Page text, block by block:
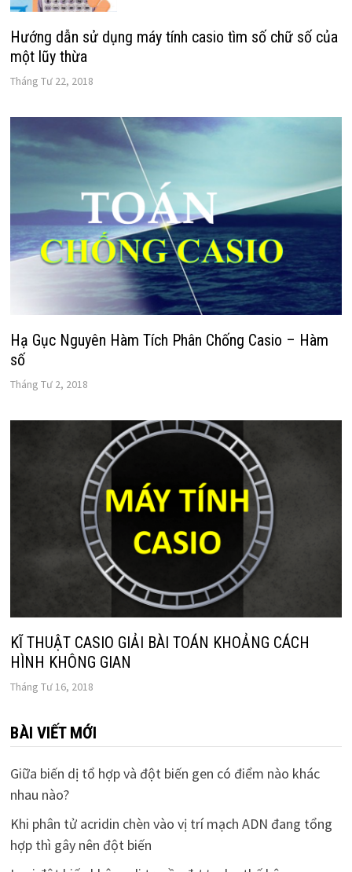
Hướng dẫn sử dụng máy tính casio tìm số chữ số của
một lũy thừa
Tháng Tư 22, 2018
Hạ Gục Nguyên Hàm Tích Phân Chống Casio – Hàm
số
Tháng Tư 2, 2018
KĨ THUẬT CASIO GIẢI BÀI TOÁN KHOẢNG CÁCH
HÌNH KHÔNG GIAN
Tháng Tư 16, 2018
BÀI VIẾT MỚI
Giữa biến dị tổ hợp và đột biến gen có điểm nào khác
nhau nào?
Khi phân tử acridin chèn vào vị trí mạch ADN đang tổng
hợp thì gây nên đột biến